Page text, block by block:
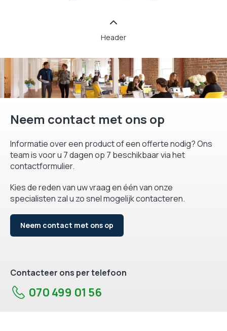
Header
Neem contact met ons op
Informatie over een product of een offerte nodig? Ons
team is voor u 7 dagen op 7 beschikbaar via het
contactformulier.
Kies de reden van uw vraag en één van onze
specialisten zal u zo snel mogelijk contacteren.
Neem contact met ons op
Contacteer ons per telefoon
070 499 01 56